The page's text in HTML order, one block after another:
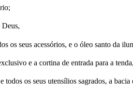
Deus,
os seus acessórios, e o óleo santo da
e a cortina de entrada para a tenda,
os seus utensílios sagrados, a bacia